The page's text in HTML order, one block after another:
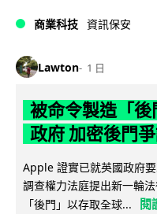
商業科技 資訊保安
Lawton 1 日
被命令製造「
政府 加密後門
Apple 證實已就英國政府
調查權力法庭提出新一輪
「後門」以存取全球...
閱